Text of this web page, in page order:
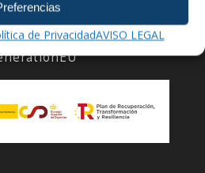
de PrivacidadAVISO LEGAL
Unión Europea –